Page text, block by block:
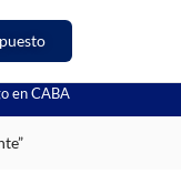
en CABA